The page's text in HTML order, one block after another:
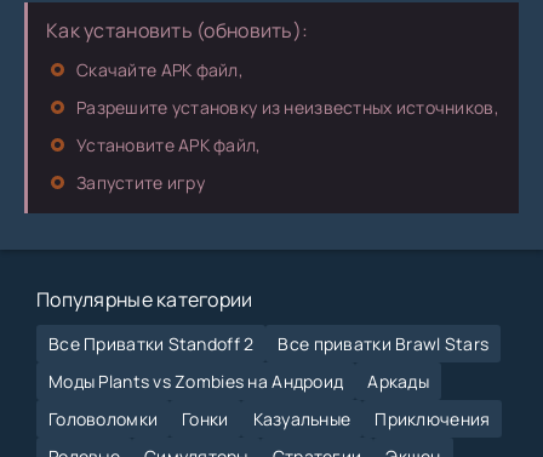
Как установить (обновить):
Скачайте APK файл,
Разрешите установку из неизвестных источников,
Установите APK файл,
Запустите игру
Популярные категории
Все Приватки Standoff 2
Все приватки Brawl Stars
Моды Plants vs Zombies на Андроид
Аркады
Головоломки
Гонки Казуальные
Приключения